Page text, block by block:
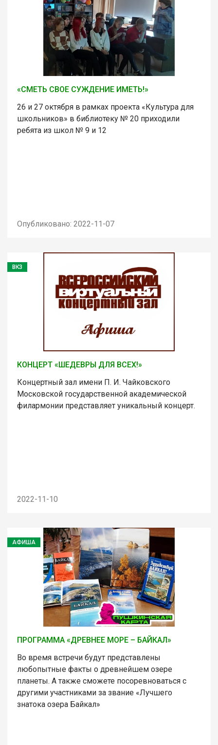
«СМЕТЬ СВОЕ СУЖДЕНИЕ ИМЕТЬ!»
26 и 27 октября в рамках проекта «Культура для
школьников» в библиотеку № 20 приходили
ребята из школ № 9 и 12
Опубликовано: 2022-11-07
ВКЗ
КОНЦЕРТ «ШЕДЕВРЫ ДЛЯ ВСЕХ!»
Концертный зал имени П. И. Чайковского
Московской государственной академической
филармонии представляет уникальный концерт.
2022-11-10
АФИША
ПРОГРАММА «ДРЕВНЕЕ МОРЕ – БАЙКАЛ»
Во время встречи будут представлены
любопытные факты о древнейшем озере
планеты. А также сможете посоревноваться с
другими участниками за звание «Лучшего
знатока озера Байкал»